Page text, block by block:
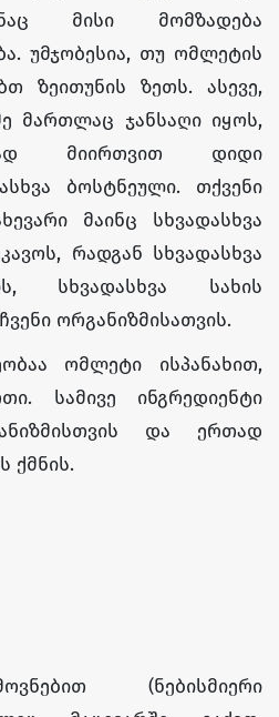
მისი მომზადება
უმჯობესია, თუ ომლეტის
ზეითუნის ზეთს. ასევე,
მართლაც ჯანსაღი იყოს,
მიირთვით დიდი
ბოსტნეული. თქვენი
მაინც სხვადასხვა
რადგან სხვადასხვა
სხვადასხვა სახის
ორგანიზმისათვის.
ომლეტი ისპანახით,
სამივე ინგრედიენტი
და ერთად
ქმნის.
(ნებისმიერი